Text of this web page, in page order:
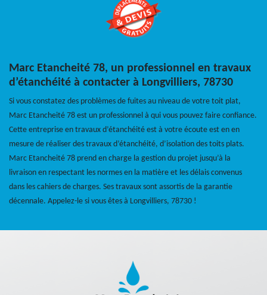
Marc Etancheité 78, un professionnel en travaux
d’étanchéité à contacter à Longvilliers, 78730
Si vous constatez des problèmes de fuites au niveau de votre toit plat,
Marc Etancheité 78 est un professionnel à qui vous pouvez faire confiance.
Cette entreprise en travaux d’étanchéité est à votre écoute est en en
mesure de réaliser des travaux d’étanchéité, d’isolation des toits plats.
Marc Etancheité 78 prend en charge la gestion du projet jusqu’à la
livraison en respectant les normes en la matière et les délais convenus
dans les cahiers de charges. Ses travaux sont assortis de la garantie
décennale. Appelez-le si vous êtes à Longvilliers, 78730 !